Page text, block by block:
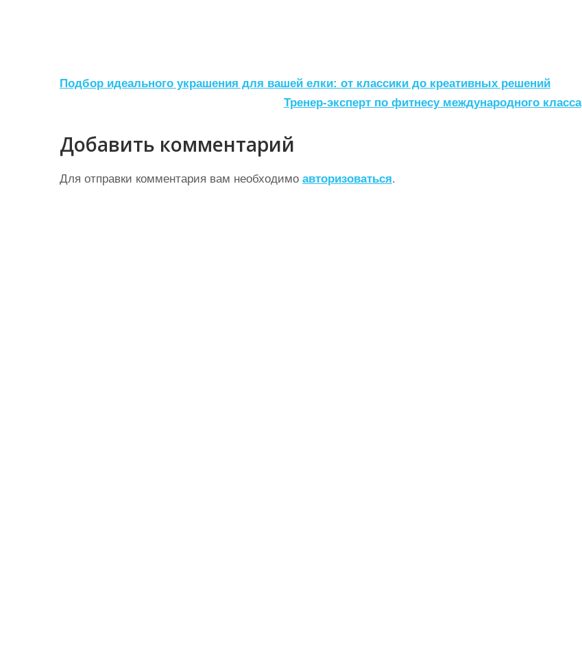
Н
в
и
г
Подбор идеального украшения для вашей елки: от классики до креативных решений
Тренер-эксперт по фитнесу международного класса
Добавить комментарий
Для отправки комментария вам необходимо авторизоваться.